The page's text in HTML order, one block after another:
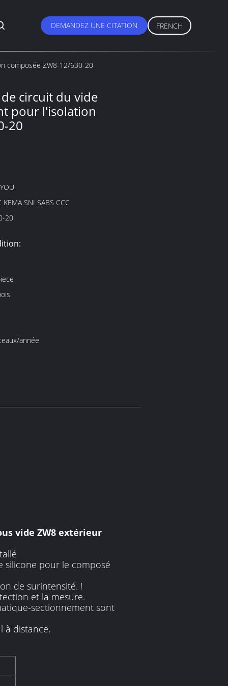
DEMANDEZ UNE CITATION FRENCH
composée ZW8-12/630-20
circuit du vide
pour l'isolation
20
KEMA SNI SABS CCC
20
année
vide ZW8 extérieur
silicone pour le composé
de surintensité. !
et la mesure.
sectionnement sont
à distance,